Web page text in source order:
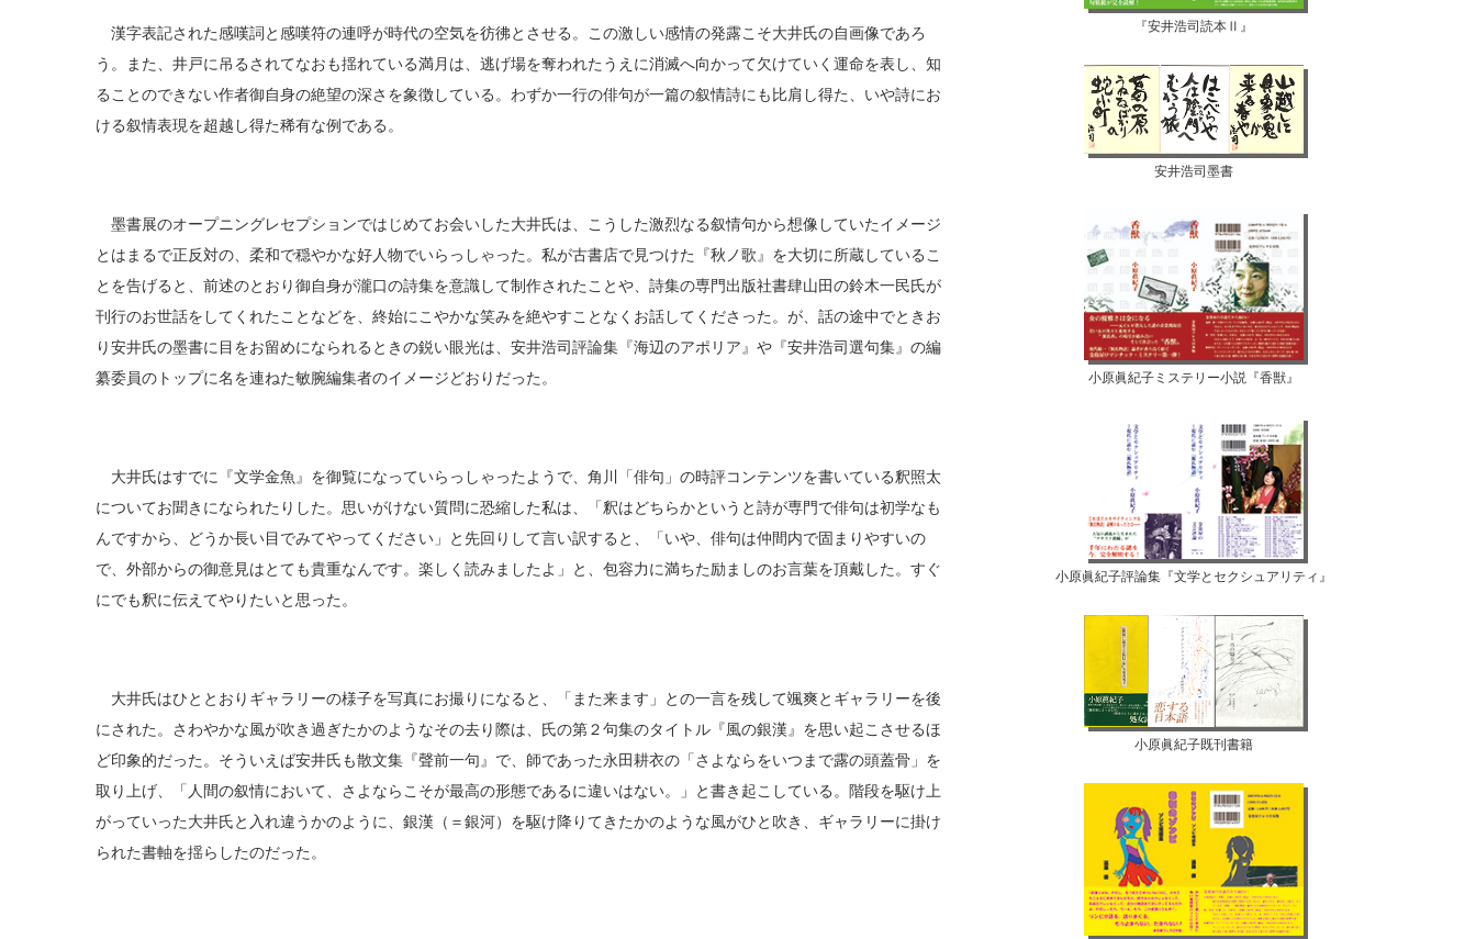
漢字表記された感嘆詞と感嘆符の連呼が時代の空気を彷彿とさせる。この激しい感情の発露こそ大井氏の自画像であろ
う。また、井戸に吊るされてなおも揺れている満月は、逃げ場を奪われたうえに消滅へ向かって欠けていく運命を表し、知
ることのできない作者御自身の絶望の深さを象徴している。わずか一行の俳句が一篇の叙情詩にも比肩し得た、いや詩にお
ける叙情表現を超越し得た稀有な例である。
墨書展のオープニングレセプションではじめてお会いした大井氏は、こうした激烈なる叙情句から想像していたイメージ
とはまるで正反対の、柔和で穏やかな好人物でいらっしゃった。私が古書店で見つけた『秋ノ歌』を大切に所蔵しているこ
とを告げると、前述のとおり御自身が瀧口の詩集を意識して制作されたことや、詩集の専門出版社書肆山田の鈴木一民氏が
刊行のお世話をしてくれたことなどを、終始にこやかな笑みを絶やすことなくお話してくださった。が、話の途中でときお
り安井氏の墨書に目をお留めになられるときの鋭い眼光は、安井浩司評論集『海辺のアポリア』や『安井浩司選句集』の編
纂委員のトップに名を連ねた敏腕編集者のイメージどおりだった。
大井氏はすでに『文学金魚』を御覧になっていらっしゃったようで、角川「俳句」の時評コンテンツを書いている釈照太
についてお聞きになられたりした。思いがけない質問に恐縮した私は、「釈はどちらかというと詩が専門で俳句は初学なも
んですから、どうか長い目でみてやってください」と先回りして言い訳すると、「いや、俳句は仲間内で固まりやすいの
で、外部からの御意見はとても貴重なんです。楽しく読みましたよ」と、包容力に満ちた励ましのお言葉を頂戴した。すぐ
にでも釈に伝えてやりたいと思った。
大井氏はひととおりギャラリーの様子を写真にお撮りになると、「また来ます」との一言を残して颯爽とギャラリーを後
にされた。さわやかな風が吹き過ぎたかのようなその去り際は、氏の第２句集のタイトル『風の銀漢』を思い起こさせるほ
ど印象的だった。そういえば安井氏も散文集『聲前一句』で、師であった永田耕衣の「さよならをいつまで露の頭蓋骨」を
取り上げ、「人間の叙情において、さよならこそが最高の形態であるに違いはない。」と書き起こしている。階段を駆け上
がっていった大井氏と入れ違うかのように、銀漢（＝銀河）を駆け降りてきたかのような風がひと吹き、ギャラリーに掛け
られた書軸を揺らしたのだった。
『安井浩司読本Ⅱ』
安井浩司墨書
小原眞紀子ミステリー小説『香獣』
小原眞紀子評論集『文学とセクシュアリティ』
小原眞紀子既刊書籍